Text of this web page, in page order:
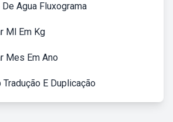
Agua Fluxograma
Ml Em Kg
Mes Em Ano
Tradução E Duplicação